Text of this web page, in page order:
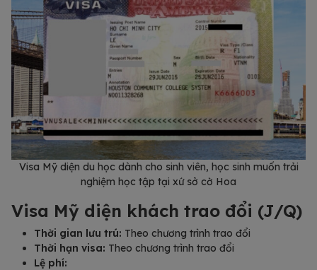
Visa Mỹ diện du học dành cho sinh viên, học sinh muốn trải
nghiệm học tập tại xứ sở cờ Hoa
Visa Mỹ diện khách trao đổi (J/Q)
Thời gian lưu trú: Theo chương trình trao đổi
Thời hạn visa: Theo chương trình trao đổi
Lệ phí: